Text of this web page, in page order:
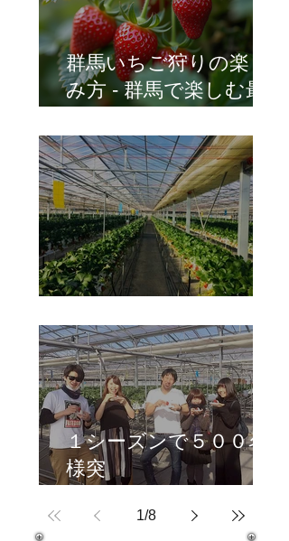
群馬いちご狩りの楽し
み方 - 群馬で楽しむ最
１シーズンで５００名
様突
人気のいちご大福体験♪
1/8